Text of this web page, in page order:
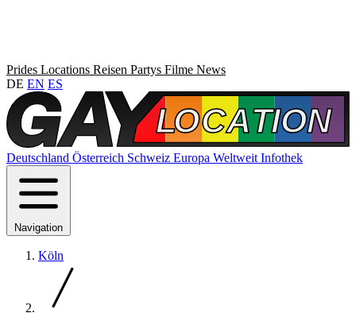
Prides Locations Reisen Partys Filme News
DE EN ES
Deutschland Österreich Schweiz Europa Weltweit Infothek
Navigation
Köln